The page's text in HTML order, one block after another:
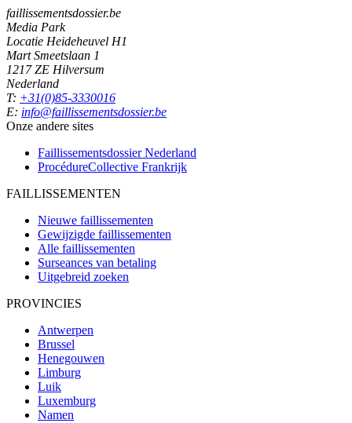
faillissementsdossier.be
Media Park
Locatie Heideheuvel H1
Mart Smeetslaan 1
1217 ZE Hilversum
Nederland
T: +31(0)85-3330016
E: info@faillissementsdossier.be
Onze andere sites
Faillissementsdossier Nederland
ProcédureCollective Frankrijk
FAILLISSEMENTEN
Nieuwe faillissementen
Gewijzigde faillissementen
Alle faillissementen
Surseances van betaling
Uitgebreid zoeken
PROVINCIES
Antwerpen
Brussel
Henegouwen
Limburg
Luik
Luxemburg
Namen